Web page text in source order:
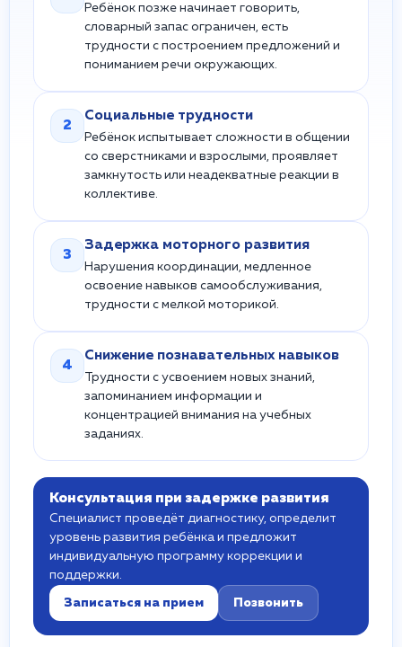
Ребёнок позже начинает говорить,
словарный запас ограничен, есть
трудности с построением предложений и
пониманием речи окружающих.
2
Социальные трудности
Ребёнок испытывает сложности в общении
со сверстниками и взрослыми, проявляет
замкнутость или неадекватные реакции в
коллективе.
3
Задержка моторного развития
Нарушения координации, медленное
освоение навыков самообслуживания,
трудности с мелкой моторикой.
4
Снижение познавательных навыков
Трудности с усвоением новых знаний,
запоминанием информации и
концентрацией внимания на учебных
заданиях.
Консультация при задержке развития
Специалист проведёт диагностику, определит
уровень развития ребёнка и предложит
индивидуальную программу коррекции и
поддержки.
Записаться на прием Позвонить